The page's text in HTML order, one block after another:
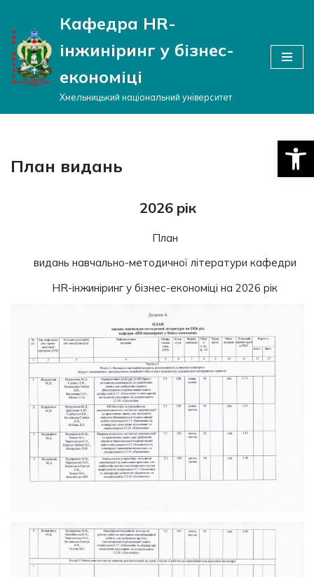
Перейти
до
вмісту
Кафедра HR-
інжиніринг у бізнес-
економіці
Хмельницький національний університет
План видань
2026 рік
План
видань навчально-методичної літератури кафедри
HR-інжиніринг у бізнес-економіці на 2026 рік